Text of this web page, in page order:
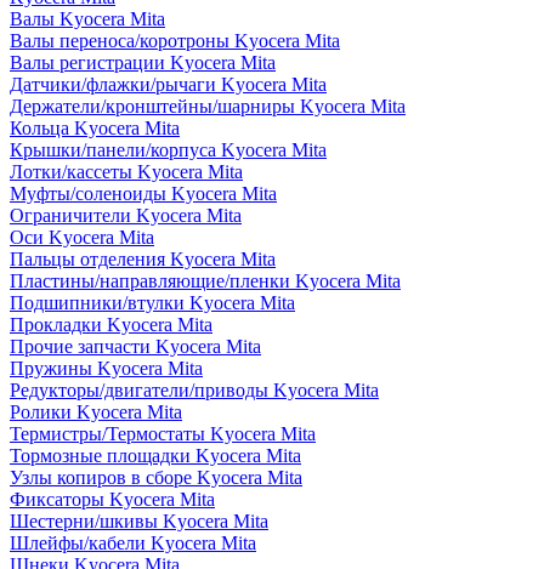
Валы Kyocera Mita
Валы переноса/коротроны Kyocera Mita
Валы регистрации Kyocera Mita
Датчики/флажки/рычаги Kyocera Mita
Держатели/кронштейны/шарниры Kyocera Mita
Кольца Kyocera Mita
Крышки/панели/корпуса Kyocera Mita
Лотки/кассеты Kyocera Mita
Муфты/соленоиды Kyocera Mita
Ограничители Kyocera Mita
Оси Kyocera Mita
Пальцы отделения Kyocera Mita
Пластины/направляющие/пленки Kyocera Mita
Подшипники/втулки Kyocera Mita
Прокладки Kyocera Mita
Прочие запчасти Kyocera Mita
Пружины Kyocera Mita
Редукторы/двигатели/приводы Kyocera Mita
Ролики Kyocera Mita
Термистры/Термостаты Kyocera Mita
Тормозные площадки Kyocera Mita
Узлы копиров в сборе Kyocera Mita
Фиксаторы Kyocera Mita
Шестерни/шкивы Kyocera Mita
Шлейфы/кабели Kyocera Mita
Шнеки Kyocera Mita